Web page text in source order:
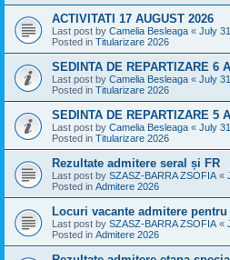
ACTIVITATI 17 AUGUST 2026
Last post by Camelia Besleaga « July
Posted in Titularizare 2026
SEDINTA DE REPARTIZARE 6
Last post by Camelia Besleaga « July
Posted in Titularizare 2026
SEDINTA DE REPARTIZARE 5
Last post by Camelia Besleaga « July
Posted in Titularizare 2026
Rezultate admitere seral și FR
Last post by SZASZ-BARRA ZSOFIA «
Posted in Admitere 2026
Locuri vacante admitere pentru
Last post by SZASZ-BARRA ZSOFIA «
Posted in Admitere 2026